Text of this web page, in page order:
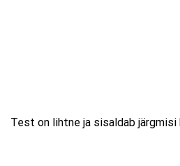
Test on lihtne ja sisaldab järgmisi